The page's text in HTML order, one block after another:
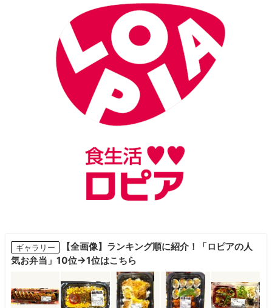
ギャラリー
【全画像】ランキング順に紹介！「ロピアの人
気お弁当」10位→1位はこちら